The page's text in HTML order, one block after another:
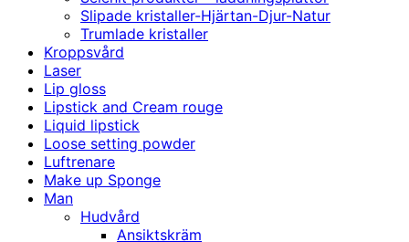
Slipade kristaller-Hjärtan-Djur-Natur
Trumlade kristaller
Kroppsvård
Laser
Lip gloss
Lipstick and Cream rouge
Liquid lipstick
Loose setting powder
Luftrenare
Make up Sponge
Man
Hudvård
Ansiktskräm